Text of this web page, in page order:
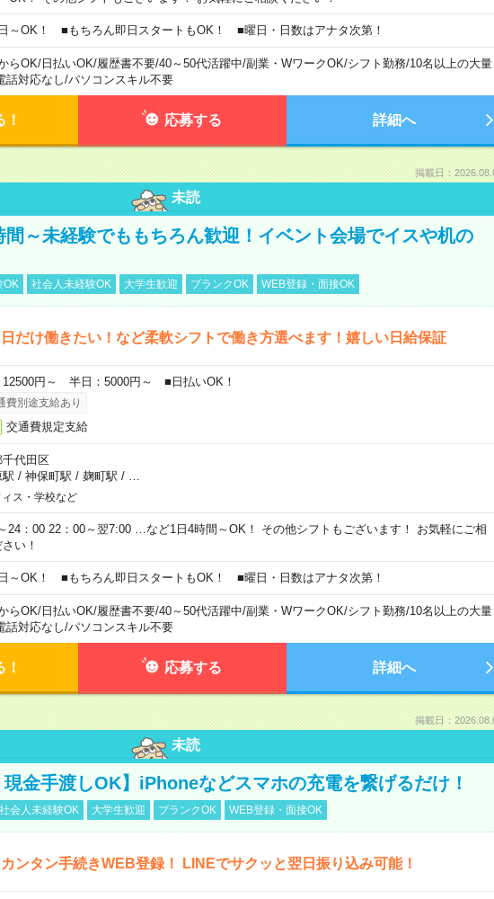
～OK！ ■もちろん即日スタートもOK！ ■曜日・日数はアナタ次第！
らOK/日払いOK/履歴書不要/40～50代活躍中/副業・WワークOK/シフト勤務/10名以上の大量
話対応なし/パソコンスキル不要
応募する 詳細へ
掲載日：
未読
間～未経験でももちろん歓迎！イベント会場でイスや机の
OK 社会人未経験OK 大学生歓迎 ブランクOK WEB登録・面接OK
だけ働きたい！など柔軟シフトで働き方選べます！嬉しい日給保証
12500円～ 半日：5000円～ ■日払いOK！
費別途支給あり
交通費規定支給
代田区
/ 神保町駅 / 麹町駅 /
ィス・学校など
24：00 22：00～翌7:00 …など1日4時間～OK！ その他シフトもございます！ お気軽にご相
い！
～OK！ ■もちろん即日スタートもOK！ ■曜日・日数はアナタ次第！
らOK/日払いOK/履歴書不要/40～50代活躍中/副業・WワークOK/シフト勤務/10名以上の大量
話対応なし/パソコンスキル不要
応募する 詳細へ
掲載日：
未読
現金手渡しOK】iPhoneなどスマホの充電を繋げるだけ！
社会人未経験OK 大学生歓迎 ブランクOK WEB登録・面接OK
ンタン手続きWEB登録！ LINEでサクッと翌日振り込み可能！